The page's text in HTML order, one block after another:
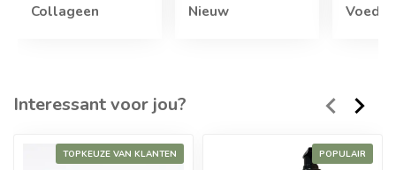
Collageen Nieuw
Interessant voor jou?
TOPKEUZE VAN KLANTEN POPULAIR